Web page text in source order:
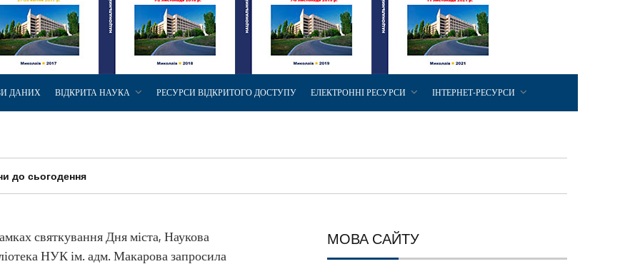
ДАНИХ ВІДКРИТА НАУКА РЕСУРСИ ВІДКРИТОГО ДОСТУПУ ЕЛЕКТРОННІ РЕСУРСИ ІНТЕРНЕТ-РЕСУРСИ
до сьогодення
святкування Дня міста, Наукова
НУК ім. адм. Макарова запросила
МОВА САЙТУ